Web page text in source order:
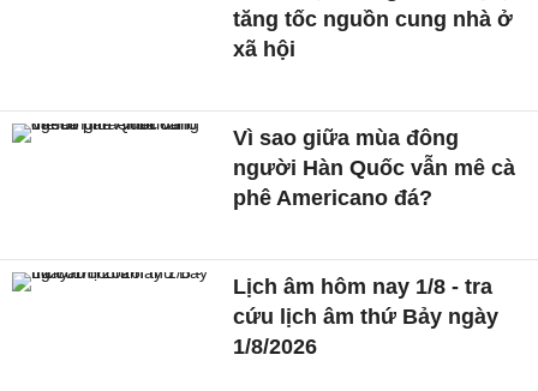
tăng tốc nguồn cung nhà ở
xã hội
Vì sao giữa mùa đông
người Hàn Quốc vẫn mê cà
phê Americano đá?
Lịch âm hôm nay 1/8 - tra
cứu lịch âm thứ Bảy ngày
1/8/2026